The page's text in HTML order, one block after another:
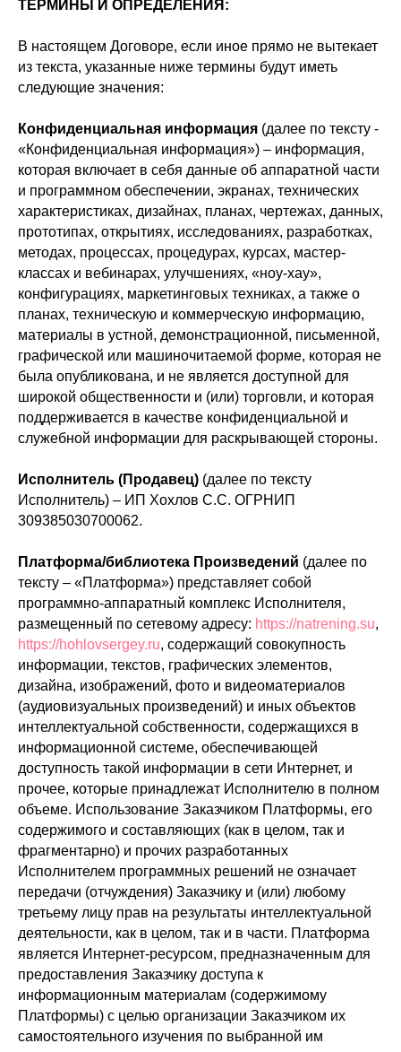
ТЕРМИНЫ И ОПРЕДЕЛЕНИЯ:
В настоящем Договоре, если иное прямо не вытекает
из текста, указанные ниже термины будут иметь
следующие значения:
Конфиденциальная информация (далее по тексту -
«Конфиденциальная информация») – информация,
которая включает в себя данные об аппаратной части
и программном обеспечении, экранах, технических
характеристиках, дизайнах, планах, чертежах, данных,
прототипах, открытиях, исследованиях, разработках,
методах, процессах, процедурах, курсах, мастер-
классах и вебинарах, улучшениях, «ноу-хау»,
конфигурациях, маркетинговых техниках, а также о
планах, техническую и коммерческую информацию,
материалы в устной, демонстрационной, письменной,
графической или машиночитаемой форме, которая не
была опубликована, и не является доступной для
широкой общественности и (или) торговли, и которая
поддерживается в качестве конфиденциальной и
служебной информации для раскрывающей стороны.
Исполнитель (Продавец) (далее по тексту
Исполнитель) – ИП Хохлов С.С. ОГРНИП
309385030700062.
Платформа/библиотека Произведений (далее по
тексту – «Платформа») представляет собой
программно-аппаратный комплекс Исполнителя,
размещенный по сетевому адресу: https://natrening.su,
https://hohlovsergey.ru, содержащий совокупность
информации, текстов, графических элементов,
дизайна, изображений, фото и видеоматериалов
(аудиовизуальных произведений) и иных объектов
интеллектуальной собственности, содержащихся в
информационной системе, обеспечивающей
доступность такой информации в сети Интернет, и
прочее, которые принадлежат Исполнителю в полном
объеме. Использование Заказчиком Платформы, его
содержимого и составляющих (как в целом, так и
фрагментарно) и прочих разработанных
Исполнителем программных решений не означает
передачи (отчуждения) Заказчику и (или) любому
третьему лицу прав на результаты интеллектуальной
деятельности, как в целом, так и в части. Платформа
является Интернет-ресурсом, предназначенным для
предоставления Заказчику доступа к
информационным материалам (содержимому
Платформы) с целью организации Заказчиком их
самостоятельного изучения по выбранной им